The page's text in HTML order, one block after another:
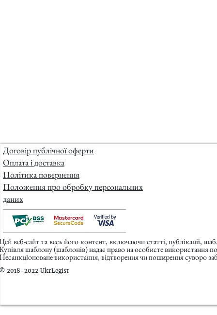
Договір публічної оферти
Оплата і доставка
Політика повернення
Положення про обробку персональних
даних
веб-сайт та весь його контент, включаючи статті, публікації,
шаблону (шаблонів) надає право на особисте використання
використання, відтворення чи поширення суворо
2018-2022 UkrLegist